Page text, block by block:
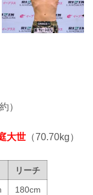
）
大世 （70.70kg）
リーチ
180cm